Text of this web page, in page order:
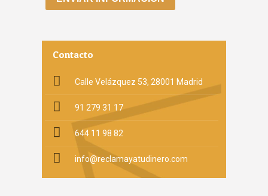
Contacto
Calle Velázquez 53, 28001 Madrid
91 279 31 17
644 11 98 82
info@reclamayatudinero.com